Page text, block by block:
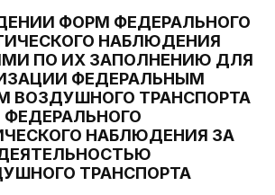
ФОРМ ФЕДЕРАЛЬНОГО
НАБЛЮДЕНИЯ
ПО ИХ ЗАПОЛНЕНИЮ ДЛЯ
ФЕДЕРАЛЬНЫМ
ВОЗДУШНОГО ТРАНСПОРТА
ФЕДЕРАЛЬНОГО
НАБЛЮДЕНИЯ ЗА
ТРАНСПОРТА